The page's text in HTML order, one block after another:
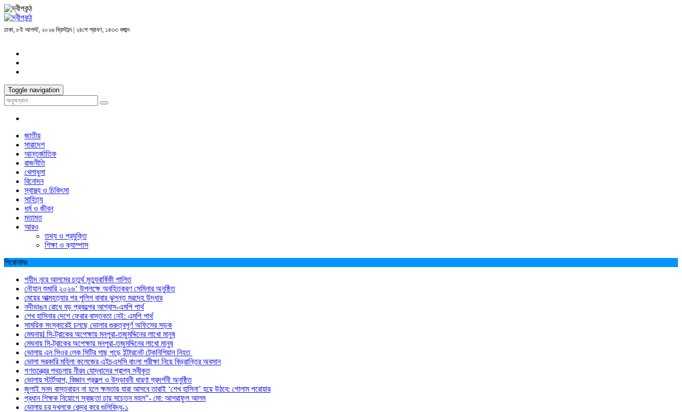
ঢাকা, ৮ই আগস্ট, ২০২৬ খ্রিস্টাব্দ | ২৪শে শ্রাবণ, ১৪৩৩ বঙ্গাব্দ
Toggle navigation
জাতীয়
সারাদেশ
আন্তর্জাতিক
রাজনীতি
খেলাধুলা
বিনোদন
স্বাস্থ্য ও চিকিৎসা
সাহিত্য
ধর্ম ও জীবন
মতামত
আরও
তথ্য ও প্রযুক্তি
শিক্ষা ও ক্যাম্পাস
শিরোনামঃ
শহীদ নূরে আলমের চতুর্থ মৃত্যুবার্ষিকী পালিত
নৌযান শুমারি ২০২৬’ উপলক্ষে অবহিতকরণ সেমিনার অনুষ্ঠিত
মেয়ের আত্মহত্যার পর পুলিশ বাবার ঝুলন্ত মরদেহ উদ্ধার
নদীভাঙন রোধে বড় প্রকল্পের আশ্বাস-এমপি পার্থ
শেখ হাসিনার দেশে ফেরার বাস্তবতা নেই: এমপি পার্থ
সাময়িক সংস্কারেই চলছে ভোলার গুরুত্বপূর্ণ অফিসের সড়ক
মেঘনায়l সি-ট্রাকের অপেক্ষায় মনপুরা-তজুমদ্দিনের লাখো মানুষ
মেঘনায় সি-ট্রাকের অপেক্ষায় মনপুরা-তজুমদ্দিনের লাখো মানুষ
ভোলায় এন সিওর লেক সিটির গাছ পড়ে ইন্টারনেট টেকনিশিয়ান নিহত
ভোলা সরকারি মহিলা কলেজের এইচএসসি বাংলা পরীক্ষা নিয়ে বিভ্রান্তির অবসান
গণতন্ত্রের পথচলায় নীরব যোদ্ধাদের প্রাপ্য স্বীকৃত
ভোলায় স্টার্টআপ, বিজ্ঞান প্রকল্প ও উদ্ভাবনী ধারণা প্রদর্শনী অনুষ্ঠিত
জুলাই সনদ বাস্তবায়ন না হলে ক্ষমতায় যারা আসবে তারাই ‘শেখ হাসিনা’ হয়ে উঠবে: গোলাম পরোয়ার
প্রধান শিক্ষক নিয়োগে স্বচ্ছতা চায় সচেতন মহল”- মো: আশরাফুল আলম
ভোলায় চর দখলকে কেন্দ্র করে গুলিবিদ্ধ-১